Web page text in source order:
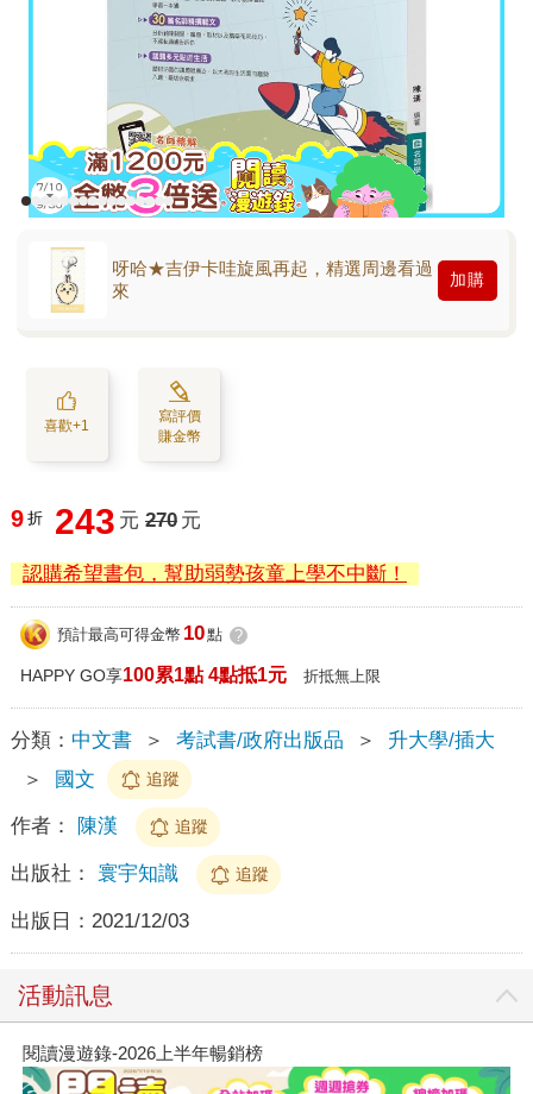
呀哈★吉伊卡哇旋風再起，精選周邊看過
來
加購
喜歡+1
寫評價
賺金幣
9 折 243 元 270 元
認購希望書包，幫助弱勢孩童上學不中斷！
預計最高可得金幣 10點 ?
HAPPY GO享100累1點 4點抵1元 折抵無上限
分類： 中文書 ＞ 考試書/政府出版品 ＞
升大學/插大
＞
國文 追蹤
作者： 陳漢 追蹤
出版社： 寰宇知識 追蹤
出版日： 2021/12/03
活動訊息
閱讀漫遊錄-2026上半年暢銷榜